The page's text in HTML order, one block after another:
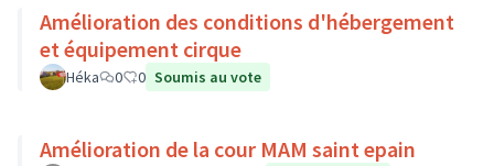
Amélioration des conditions d'hébergement
et équipement cirque
Héka 0 0 Soumis au vote
Amélioration de la cour MAM saint epain